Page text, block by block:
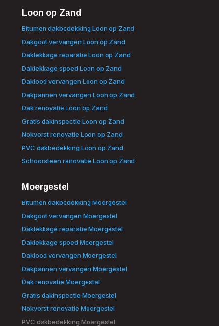
Loon op Zand
Bitumen dakbedekking Loon op Zand
Dakgoot vervangen Loon op Zand
Daklekkage reparatie Loon op Zand
Daklekkage spoed Loon op Zand
Daklood vervangen Loon op Zand
Dakpannen vervangen Loon op Zand
Dak renovatie Loon op Zand
Gratis dakinspectie Loon op Zand
Nokvorst renovatie Loon op Zand
PVC dakbedekking Loon op Zand
Schoorsteen renovatie Loon op Zand
Moergestel
Bitumen dakbedekking Moergestel
Dakgoot vervangen Moergestel
Daklekkage reparatie Moergestel
Daklekkage spoed Moergestel
Daklood vervangen Moergestel
Dakpannen vervangen Moergestel
Dak renovatie Moergestel
Gratis dakinspectie Moergestel
Nokvorst renovatie Moergestel
PVC dakbedekking Moergestel